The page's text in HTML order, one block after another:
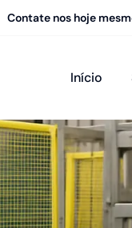
Contate nos hoje
Início